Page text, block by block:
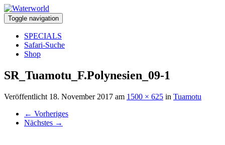
Toggle navigation
SPECIALS
Safari-Suche
Shop
SR_Tuamotu_F.Polynesien_09-1
Veröffentlicht 18. November 2017 am 1500 × 625 in Tuamotu
← Vorheriges
Nächstes →